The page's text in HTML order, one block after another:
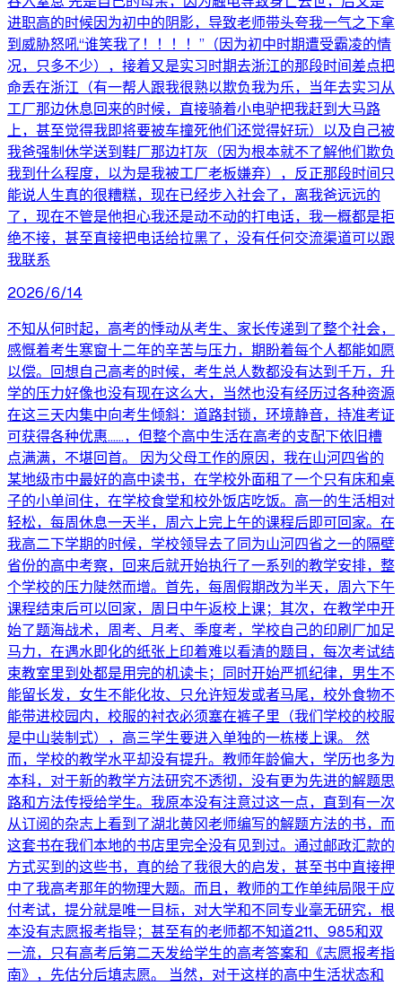
进职高的时候因为初中的阴影，导致老师带头夸我一气之下拿
到威胁怒吼“谁笑我了！！！！”（因为初中时期遭受霸凌的情
况，只多不少），接着又是实习时期去浙江的那段时间差点把
命丢在浙江（有一帮人跟我很熟以欺负我为乐，当年去实习从
工厂那边休息回来的时候，直接骑着小电驴把我赶到大马路
上，甚至觉得我即将要被车撞死他们还觉得好玩）以及自己被
我爸强制休学送到鞋厂那边打灰（因为根本就不了解他们欺负
我到什么程度，以为是我被工厂老板嫌弃），反正那段时间只
能说人生真的很糟糕，现在已经步入社会了，离我爸远远的
了，现在不管是他担心我还是动不动的打电话，我一概都是拒
绝不接，甚至直接把电话给拉黑了，没有任何交流渠道可以跟
我联系
2026/6/14
不知从何时起，高考的悸动从考生、家长传递到了整个社会，
感慨着考生寒窗十二年的辛苦与压力，期盼着每个人都能如愿
以偿。回想自己高考的时候，考生总人数都没有达到千万，升
学的压力好像也没有现在这么大，当然也没有经历过各种资源
在这三天内集中向考生倾斜：道路封锁，环境静音，持准考证
可获得各种优惠……，但整个高中生活在高考的支配下依旧槽
点满满，不堪回首。 因为父母工作的原因，我在山河四省的
某地级市中最好的高中读书，在学校外面租了一个只有床和桌
子的小单间住，在学校食堂和校外饭店吃饭。高一的生活相对
轻松，每周休息一天半，周六上完上午的课程后即可回家。在
我高二下学期的时候，学校领导去了同为山河四省之一的隔壁
省份的高中考察，回来后就开始执行了一系列的教学安排，整
个学校的压力陡然而增。首先，每周假期改为半天，周六下午
课程结束后可以回家，周日中午返校上课；其次，在教学中开
始了题海战术，周考、月考、季度考，学校自己的印刷厂加足
马力，在遇水即化的纸张上印着难以看清的题目，每次考试结
束教室里到处都是用完的机读卡；同时开始严抓纪律，男生不
能留长发，女生不能化妆、只允许短发或者马尾，校外食物不
能带进校园内，校服的衬衣必须塞在裤子里（我们学校的校服
是中山装制式），高三学生要进入单独的一栋楼上课。 然
而，学校的教学水平却没有提升。教师年龄偏大，学历也多为
本科，对于新的教学方法研究不透彻，没有更为先进的解题思
路和方法传授给学生。我原本没有注意过这一点，直到有一次
从订阅的杂志上看到了湖北黄冈老师编写的解题方法的书，而
这套书在我们本地的书店里完全没有见到过。通过邮政汇款的
方式买到的这些书，真的给了我很大的启发，甚至书中直接押
中了我高考那年的物理大题。而且，教师的工作单纯局限于应
付考试，提分就是唯一目标，对大学和不同专业毫无研究，根
本没有志愿报考指导；甚至有的老师都不知道211、985和双
一流，只有高考后第二天发给学生的高考答案和《志愿报考指
南》，先估分后填志愿。 当然，对于这样的高中生活状态和